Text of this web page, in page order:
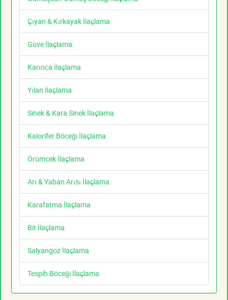
Çıyan & Kırkayak İlaçlama
Güve İlaçlama
Karınca İlaçlama
Yılan İlaçlama
Sinek & Kara Sinek İlaçlama
Kalorifer Böceği İlaçlama
Örümcek İlaçlama
Arı & Yaban Arısı İlaçlama
Karafatma İlaçlama
Bit İlaçlama
Salyangoz İlaçlama
Tespih Böceği İlaçlama